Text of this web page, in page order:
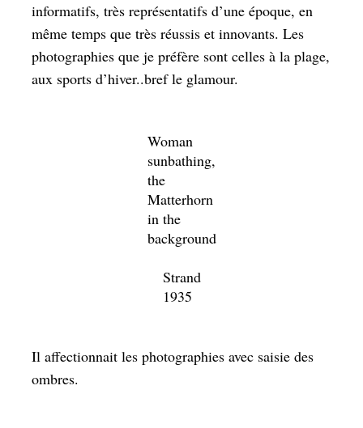
informatifs, très représentatifs d’une époque, en
même temps que très réussis et innovants. Les
photographies que je préfère sont celles à la plage,
aux sports d’hiver..bref le glamour.
Woman
sunbathing,
the
Matterhorn
in the
background
Strand
1935
Il affectionnait les photographies avec saisie des
ombres.